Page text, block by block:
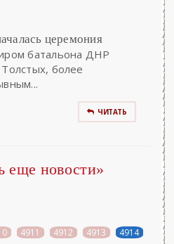
церемония
батальона ДНР
более
ЧИТАТЬ
еще новости»
4911 4912 4913 4914